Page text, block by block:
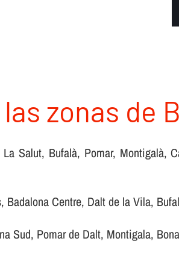
zonas de
Salut, Bufalà, Pomar, Montigalà,
Centre, Dalt de la Vila,
Sud, Pomar de Dalt, Montigala,